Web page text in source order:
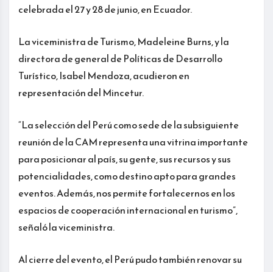
celebrada el 27 y 28 de junio, en Ecuador.
La viceministra de Turismo, Madeleine Burns, y la
directora de general de Políticas de Desarrollo
Turístico, Isabel Mendoza, acudieron en
representación del Mincetur.
“La selección del Perú como sede de la subsiguiente
reunión de la CAM representa una vitrina importante
para posicionar al país, su gente, sus recursos y sus
potencialidades, como destino apto para grandes
eventos. Además, nos permite fortalecernos en los
espacios de cooperación internacional en turismo”,
señaló la viceministra.
Al cierre del evento, el Perú pudo también renovar su